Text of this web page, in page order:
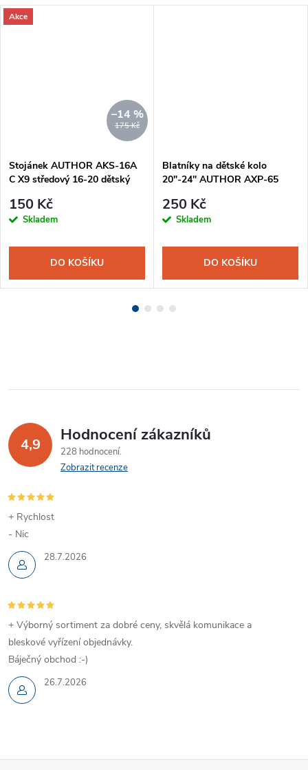
Akce
175 Kč
–14 %
Stojánek AUTHOR AKS-16A
C X9 středový 16-20 dětský
150 Kč
Skladem
DO KOŠÍKU
Blatníky na dětské kolo
20"-24" AUTHOR AXP-65
250 Kč
Skladem
DO KOŠÍKU
4,9 Hodnocení zákazníků
228 hodnocení
Zobrazit recenze
28.7.2026
+ Rychlost
- Nic
26.7.2026
+ Výborný sortiment za dobré ceny, skvělá komunikace a
bleskové vyřízení objednávky.
Báječný obchod :-)